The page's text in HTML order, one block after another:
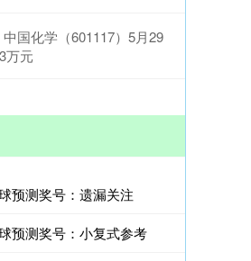
国化学（601117）5月29
万元
预测奖号：遗漏关注
预测奖号：小复式参考